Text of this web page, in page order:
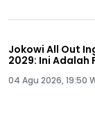
Jokowi All Out
2029: Ini Adalah
04 Agu 2026, 19:50